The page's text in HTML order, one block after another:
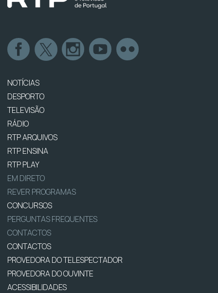
NOTÍCIAS
DESPORTO
TELEVISÃO
RÁDIO
RTP ARQUIVOS
RTP ENSINA
RTP PLAY
EM DIRETO
REVER PROGRAMAS
CONCURSOS
PERGUNTAS FREQUENTES
CONTACTOS
CONTACTOS
PROVEDORA DO TELESPECTADOR
PROVEDORA DO OUVINTE
ACESSIBILIDADES